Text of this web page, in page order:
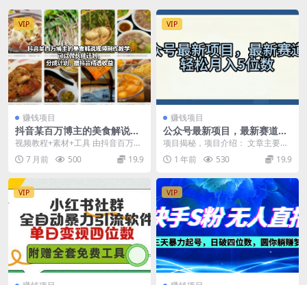
VIP
赚钱项目
抖音某百万博主的美食解说视
频制作教学，可以做伙伴计
划，分成计划，撸抖音精选收
益
视频教程+素材+工具 由抖音百万美
食博主亲授的美食解说视频制作教
学课，专为自媒体...
7 月前 500 19.9
VIP
赚钱项目
公众号最新项目，最新赛道，
轻松月入5位数
项目揭秘，项目介绍： 文章主要由
AI创作，采用独家创作方案，原创
度基本高于80%...
1 年前 530 19.9
VIP VIP